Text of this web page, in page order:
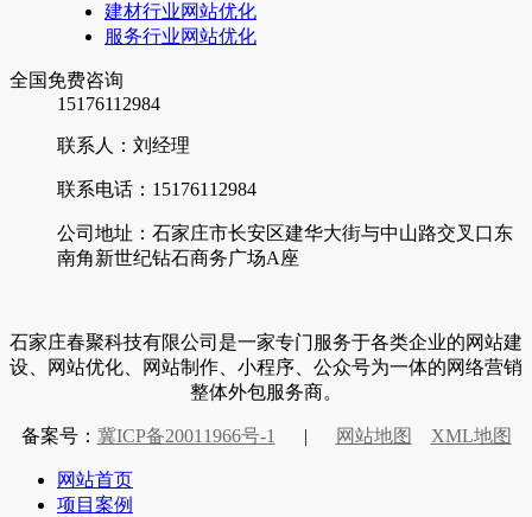
建材行业网站优化
服务行业网站优化
全国免费咨询
15176112984
联系人：刘经理
联系电话：15176112984
公司地址：石家庄市长安区建华大街与中山路交叉口东
南角新世纪钻石商务广场A座
石家庄春聚科技有限公司是一家专门服务于各类企业的网站建
设、网站优化、网站制作、小程序、公众号为一体的网络营销
整体外包服务商。
备案号： 冀ICP备20011966号-1 | 网站地图 XML地图
网站首页
项目案例